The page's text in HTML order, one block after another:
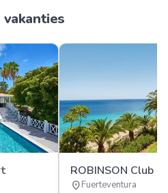
vakanties
ROBINSON Club
location_onFuerteventura